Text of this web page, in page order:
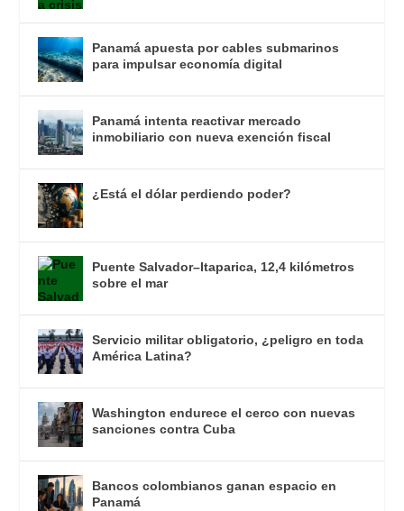
Panamá apuesta por cables submarinos
para impulsar economía digital
Panamá intenta reactivar mercado
inmobiliario con nueva exención fiscal
¿Está el dólar perdiendo poder?
Puente Salvador–Itaparica, 12,4 kilómetros
sobre el mar
Servicio militar obligatorio, ¿peligro en toda
América Latina?
Washington endurece el cerco con nuevas
sanciones contra Cuba
Bancos colombianos ganan espacio en
Panamá